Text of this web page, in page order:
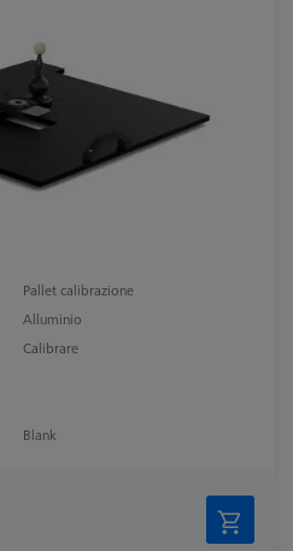
Pallet calibrazione
Alluminio
Calibrare
Blank